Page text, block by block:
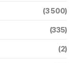
(3 500)
(335)
(2)